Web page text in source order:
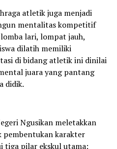
atletik juga menjadi
mentalitas kompetitif
lari, lompat jauh,
dilatih memiliki
di bidang atletik ini dinilai
juara yang pantang
didik.
Ngusikan meletakkan
pembentukan karakter
tiga pilar ekskul utama: